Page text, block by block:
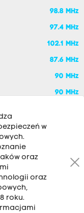
98.8 MHz
97.4 MHz
102.1 MHz
87.6 MHz
90 MHz
90 MHz
22, 30-007
Antena: 12 200 33 33
w
oraz
oraz
roku.